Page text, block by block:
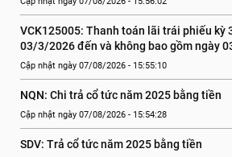
VCK125005: Thanh toán lãi trái phiếu kỳ
03/3/2026 đến và không bao gồm ngày
Cập nhật ngày 07/08/2026 - 15:55:10
NQN: Chi trả cổ tức năm 2025 bằng tiền
Cập nhật ngày 07/08/2026 - 15:54:28
SDV: Trả cổ tức năm 2025 bằng tiền